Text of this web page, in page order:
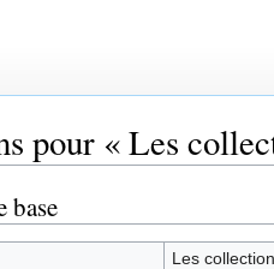
pour « Les
base
Les